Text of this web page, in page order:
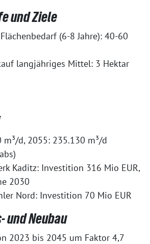
und Ziele
(6-8 Jahre): 40-60
langjähriges Mittel: 3 Hektar
m³/d, 2055: 235.130 m³/d
Kaditz: Investition 316 Mio EUR,
2030
Nord: Investition 70 Mio EUR
und Neubau
2023 bis 2045 um Faktor 4,7